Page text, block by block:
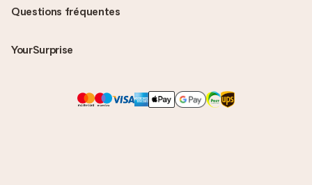
Questions fréquentes
YourSurprise